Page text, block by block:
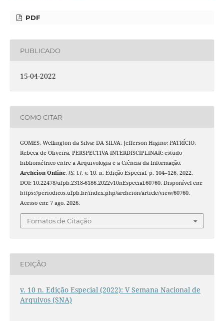
PDF
PUBLICADO
15-04-2022
COMO CITAR
GOMES, Wellington da Silva; DA SILVA, Jefferson Higino; PATRÍCIO,
Rebeca de Oliveira. PERSPECTIVA INTERDISCIPLINAR: estudo
bibliométrico entre a Arquivologia e a Ciência da Informação.
Archeion Online, [S. l.], v. 10, n. Edição Especial, p. 104–126, 2022.
DOI: 10.22478/ufpb.2318-6186.2022v10nEspecial.60760. Disponível em:
https://periodicos.ufpb.br/index.php/archeion/article/view/60760.
Acesso em: 7 ago. 2026.
Fomatos de Citação
EDIÇÃO
v. 10 n. Edição Especial (2022): V Semana Nacional de
Arquivos (SNA)